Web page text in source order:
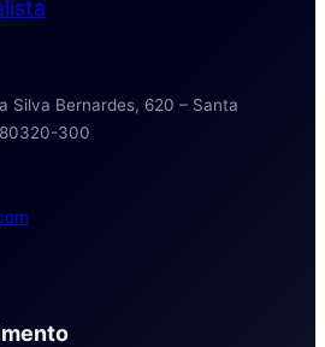
Silva Bernardes, 620 – Santa
80320-300